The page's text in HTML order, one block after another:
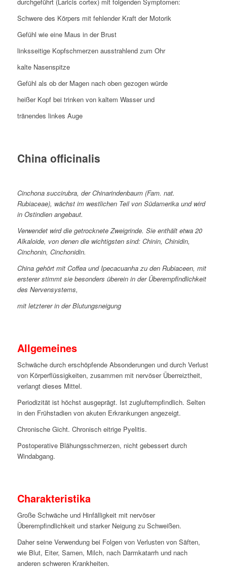
Schwere des Körpers mit fehlender Kraft der Motorik
Gefühl wie eine Maus in der Brust
linksseitige Kopfschmerzen ausstrahlend zum Ohr
kalte Nasenspitze
Gefühl als ob der Magen nach oben gezogen würde
heißer Kopf bei trinken von kaltem Wasser und
tränendes linkes Auge
China officinalis
Cinchona succirubra, der Chinarindenbaum (Fam. nat.
Rubiaceae), wächst im westlichen Teil von Südamerika und wird
in Ostindien angebaut.
Verwendet wird die getrocknete Zweigrinde. Sie enthält etwa 20
Alkaloide, von denen die wichtigsten sind: Chinin, Chinidin,
Cinchonin, Cinchonidin.
China gehört mit Coffea und Ipecacuanha zu den Rubiaceen, mit
ersterer stimmt sie besonders überein in der Überempfindlichkeit
des Nervensystems,
mit letzterer in der Blutungsneigung
Allgemeines
Schwäche durch erschöpfende Absonderungen und durch Verlust
von Körperflüssigkeiten, zusammen mit nervöser Überreiztheit,
verlangt dieses Mittel.
Periodizität ist höchst ausgeprägt. Ist zugluftempfindlich. Selten
in den Frühstadien von akuten Erkrankungen angezeigt.
Chronische Gicht. Chronisch eitrige Pyelitis.
Postoperative Blähungsschmerzen, nicht gebessert durch
Windabgang.
Charakteristika
Große Schwäche und Hinfälligkeit mit nervöser
Überempfindlichkeit und starker Neigung zu Schweißen.
Daher seine Verwendung bei Folgen von Verlusten von Säften,
wie Blut, Eiter, Samen, Milch, nach Darmkatarrh und nach
anderen schweren Krankheiten.